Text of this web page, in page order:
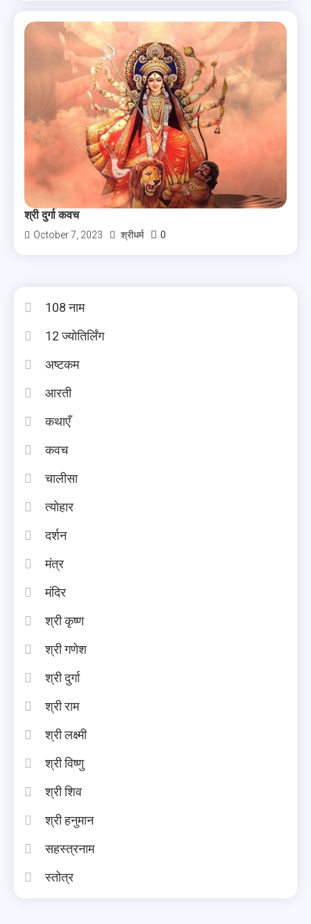
श्री दुर्गा कवच
October 7, 2023 श्रीधर्म 0
108 नाम
12 ज्योतिर्लिंग
अष्टकम
आरती
कथाएँ
कवच
चालीसा
त्योहार
दर्शन
मंत्र
मंदिर
श्री कृष्ण
श्री गणेश
श्री दुर्गा
श्री राम
श्री लक्ष्मी
श्री विष्णु
श्री शिव
श्री हनुमान
सहस्त्रनाम
स्तोत्र